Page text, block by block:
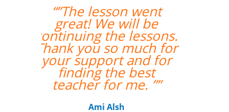
“”A aluna esta
adorando o curso e
também gostou
bastante da
professora.””
Gustavo Chelin